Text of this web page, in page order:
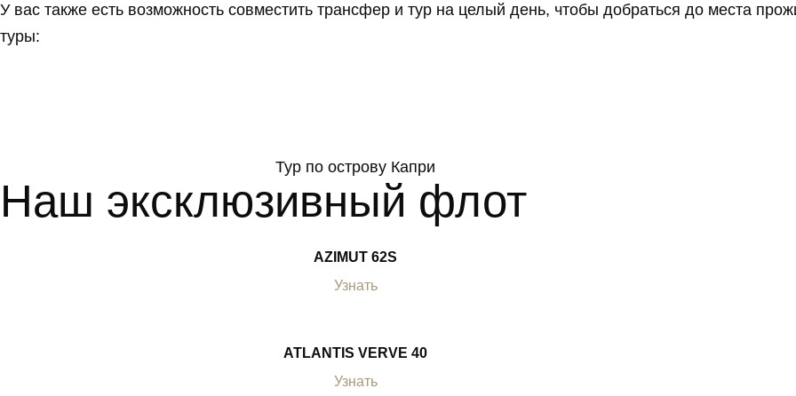
У вас также есть возможность совместить трансфер и тур на целый день, чтобы добраться до места
туры:
Тур по острову Капри
Наш эксклюзивный флот
AZIMUT 62S
Узнать
ATLANTIS VERVE 40
Узнать